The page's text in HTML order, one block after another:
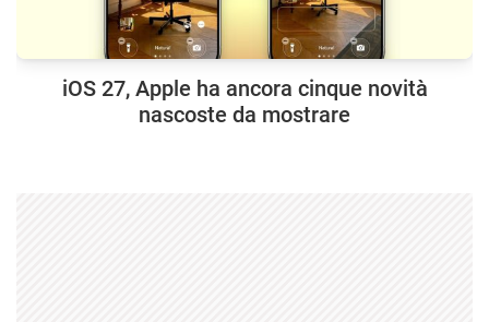
iOS 27, Apple ha ancora cinque novità
nascoste da mostrare